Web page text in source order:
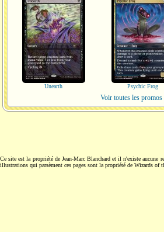
Unearth Psychic Frog
Voir toutes les promos
Ce site est la propriété de Jean-Marc Blanchard et il n'existe aucune
illustrations qui parsèment ces pages sont la propriété de Wizards of